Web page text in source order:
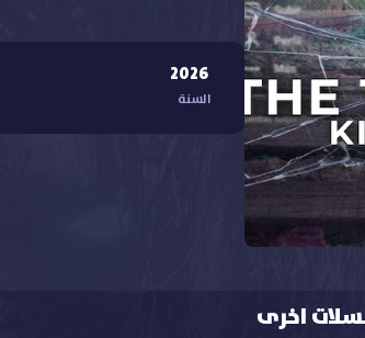
2026
السنة
اخرى